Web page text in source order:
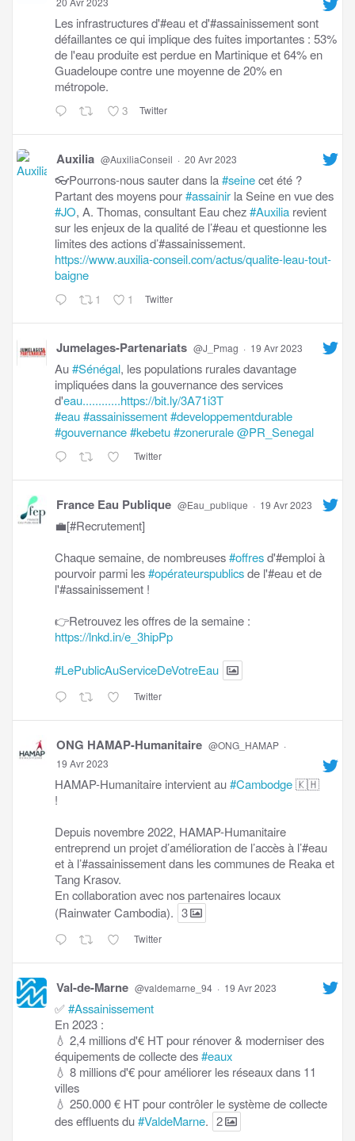
Les infrastructures d'#eau et d'#assainissement sont
défaillantes ce qui implique des fuites importantes : 53%
de l'eau produite est perdue en Martinique et 64% en
Guadeloupe contre une moyenne de 20% en
métropole.
3 Twitter
Auxilia @AuxiliaConseil · 20 Avr 2023
👓Pourrons-nous sauter dans la#seinecet été ?
Partant des moyens pour#assainir la Seine en vue des
#JO, A. Thomas, consultant Eau chez#Auxilia revient
sur les enjeux de la qualité de l’#eau et questionne les
limites des actions d’#assainissement.
https://www.auxilia-conseil.com/actus/qualite-leau-tout-
baigne
1 1 Twitter
Jumelages-Partenariats @J_Pmag · 19 Avr 2023
Au#Sénégal, les populations rurales davantage
impliquées dans la gouvernance des services
d'eau............https://bit.ly/3A71i3T
#eau#assainissement#developpementdurable
#gouvernance#kebetu#zonerurale@PR_Senegal
Twitter
France Eau Publique @Eau_publique · 19 Avr 2023
💼[#Recrutement]
Chaque semaine, de nombreuses#offresd'#emploi à
pourvoir parmi les#opérateurspublicsde l'#eau et de
l'#assainissement !
👉Retrouvez les offres de la semaine :
https://lnkd.in/e_3hipPp
#LePublicAuServiceDeVotreEau
Twitter
ONG HAMAP-Humanitaire @ONG_HAMAP ·
19 Avr 2023
HAMAP-Humanitaire intervient au#Cambodge🇰🇭
!
Depuis novembre 2022, HAMAP-Humanitaire
entreprend un projet d’amélioration de l’accès à l’#eau
et à l’#assainissement dans les communes de Reaka et
Tang Krasov.
En collaboration avec nos partenaires locaux
(Rainwater Cambodia). 3
Twitter
Val-de-Marne @valdemarne_94 · 19 Avr 2023
✅#Assainissement
En 2023 :
💧 2,4 millions d'€ HT pour rénover & moderniser des
équipements de collecte des#eaux
💧 8 millions d'€ pour améliorer les réseaux dans 11
villes
💧 250.000 € HT pour contrôler le système de collecte
des effluents du#ValdeMarne. 2